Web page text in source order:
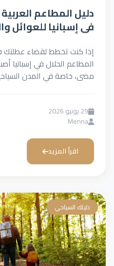
دليل المطاعم
في إسبانيا للعوائل
إذا كنت تخطط لقضاء عطلتك
المطاعم الحلال في
مضى، خاصة في المدن
29 يونيو 2026
Menna
اقرأ المزيد
دليلك السياحي